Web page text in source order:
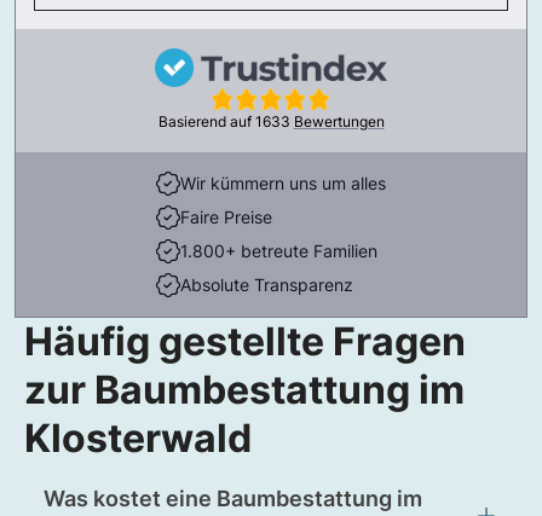
Basierend auf 1633 Bewertungen
Wir kümmern uns um alles
Faire Preise
1.800+ betreute Familien
Absolute Transparenz
Häufig gestellte Fragen
zur Baumbestattung im
Klosterwald
Was kostet eine Baumbestattung im